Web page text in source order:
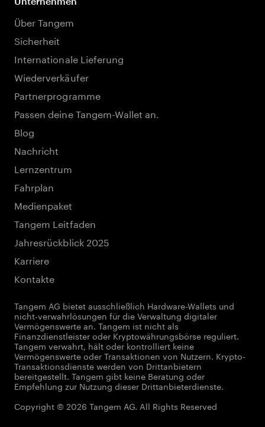
Über Tangem
Sicherheit
Internationale Lieferung
Wiederverkäufer
Partnerprogramme
Passen deine Tangem-Wallet an.
Blog
Nachricht
Lernzentrum
Fahrplan
Medienpaket
Tangem Leitfaden
Jahresrückblick 2025
Karriere
Kontakte
Tangem AG bietet ausschließlich Hardware-Wallets und
nicht-verwahrlösungen für die Verwaltung digitaler
Vermögenswerte an. Tangem ist nicht als
Finanzdienstleister oder Kryptowährungsbörse reguliert.
Tangem verwahrt, hält oder kontrolliert keine
Vermögenswerte oder Transaktionen von Nutzern. Krypto-
Transaktionsdienste werden von Drittanbietern
bereitgestellt. Tangem gibt keine Beratung oder
Empfehlung zur Nutzung dieser Drittanbieterdienste.